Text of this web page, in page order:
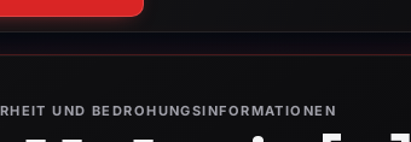
UND BEDROHUNGSINFORMATIONEN